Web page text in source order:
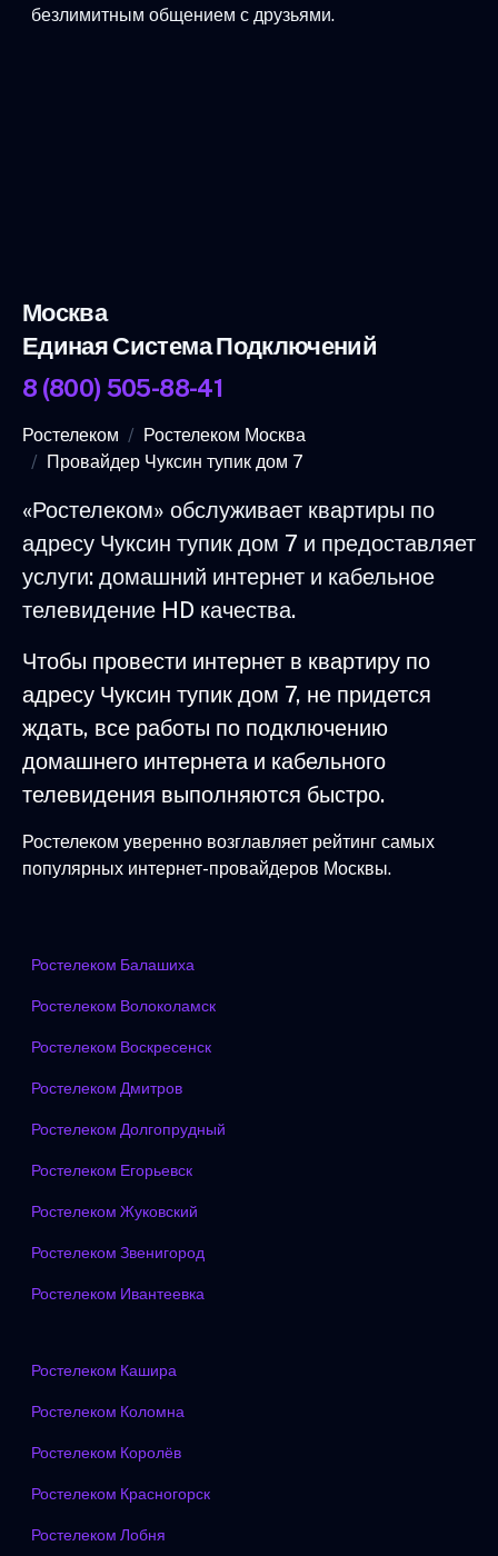
безлимитным общением с друзьями.
Москва
Единая Система Подключений
8 (800) 505-88-41
Ростелеком
Ростелеком Москва
Провайдер Чуксин тупик дом 7
«Ростелеком» обслуживает квартиры по
адресу Чуксин тупик дом 7 и предоставляет
услуги: домашний интернет и кабельное
телевидение HD качества.
Чтобы провести интернет в квартиру по
адресу Чуксин тупик дом 7, не придется
ждать, все работы по подключению
домашнего интернета и кабельного
телевидения выполняются быстро.
Ростелеком уверенно возглавляет рейтинг самых
популярных интернет-провайдеров Москвы.
Ростелеком Балашиха
Ростелеком Волоколамск
Ростелеком Воскресенск
Ростелеком Дмитров
Ростелеком Долгопрудный
Ростелеком Егорьевск
Ростелеком Жуковский
Ростелеком Звенигород
Ростелеком Ивантеевка
Ростелеком Кашира
Ростелеком Коломна
Ростелеком Королёв
Ростелеком Красногорск
Ростелеком Лобня